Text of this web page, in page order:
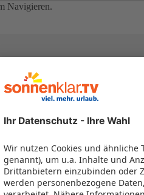
Navigieren.
und Hotel in einem Paket
erleben!